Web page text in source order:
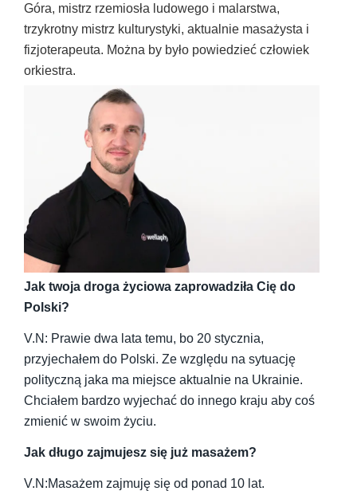
Góra, mistrz rzemiosła ludowego i malarstwa,
trzykrotny mistrz kulturystyki, aktualnie masażysta i
fizjoterapeuta. Można by było powiedzieć człowiek
orkiestra.
Jak twoja droga życiowa zaprowadziła Cię do
Polski?
V.N: Prawie dwa lata temu, bo 20 stycznia,
przyjechałem do Polski. Ze względu na sytuację
polityczną jaka ma miejsce aktualnie na Ukrainie.
Chciałem bardzo wyjechać do innego kraju aby coś
zmienić w swoim życiu.
Jak długo zajmujesz się już masażem?
V.N:Masażem zajmuję się od ponad 10 lat.